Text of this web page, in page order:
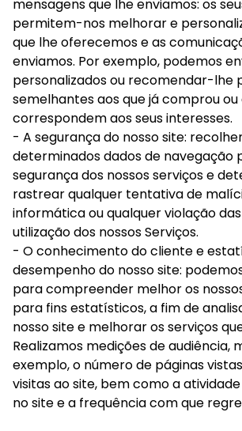
mensagens que lhe enviamos: os
permitem-nos melhorar e
que lhe oferecemos e as
enviamos. Por exemplo, podemos
personalizados ou recomendar-lhe
semelhantes aos que já comprou
correspondem aos seus interesses.
- A segurança do nosso site:
determinados dados de navegação
segurança dos nossos serviços e
rastrear qualquer tentativa de
informática ou qualquer violação
utilização dos nossos Serviços.
- O conhecimento do cliente e
desempenho do nosso site:
para compreender melhor os
para fins estatísticos, a fim de
nosso site e melhorar os serviços
Realizamos medições de audiência,
exemplo, o número de páginas
visitas ao site, bem como a
no site e a frequência com que